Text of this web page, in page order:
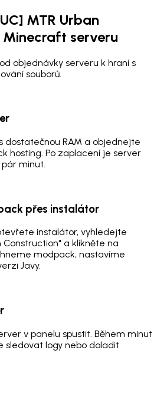
MTR Urban
Minecraft serveru
objednávky serveru k hraní s
souborů.
dostatečnou RAM a objednejte
hosting. Po zaplacení je server
minut.
přes instalátor
instalátor, vyhledejte
Construction" a klikněte na
modpack, nastavíme
Javy.
v panelu spustit. Během minut
sledovat logy nebo doladit